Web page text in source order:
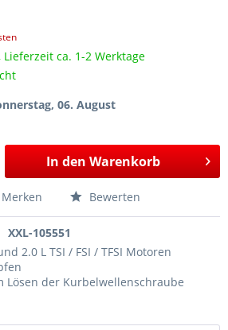
ca. 1-2 Werktage
06. August
In den Warenkorb
Merken Bewerten
XXL-105551
2.0 L TSI / FSI / TFSI Motoren
Lösen der Kurbelwellenschraube